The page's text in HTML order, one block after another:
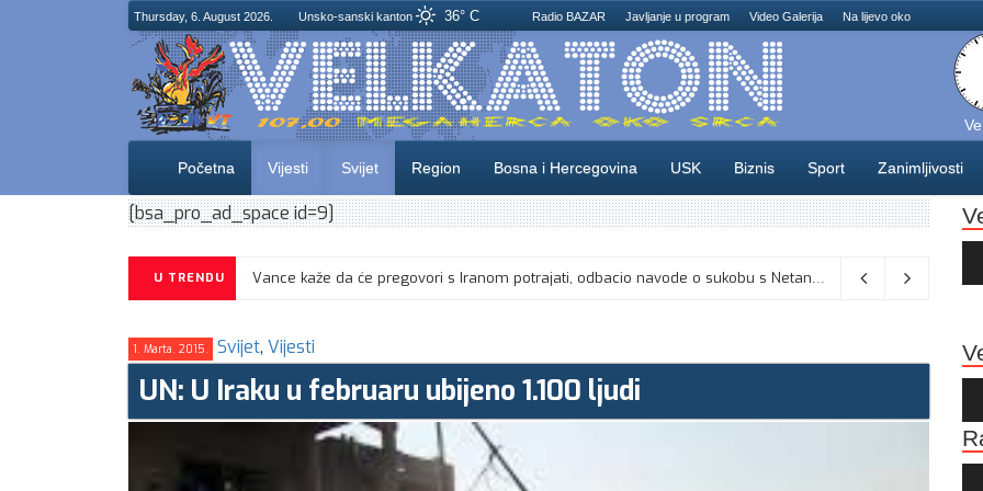
Thursday, 6. August 2026. Unsko-sanski kanton 36° C Radio BAZAR Javljanje u program Video Galerija Na lijevo oko
Početna Vijesti Svijet Region Bosna i Hercegovina USK Biznis Sport Zanimljivosti
[bsa_pro_ad_space id=9]
U TRENDU CIK objavio izgled glasačkog listića: Umjesto “iksa” popunjavati kružić 06/08/2026
1. Marta. 2015. Svijet, Vijesti
UN: U Iraku u februaru ubijeno 1.100 ljudi